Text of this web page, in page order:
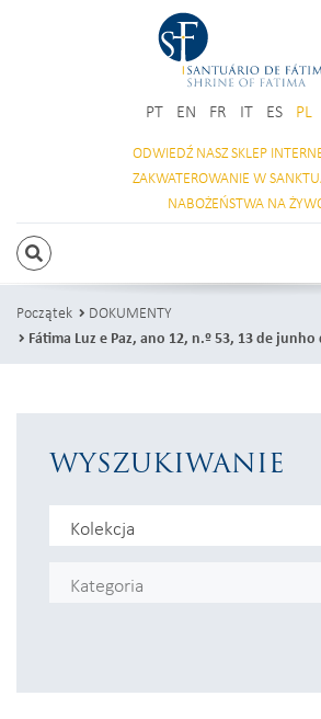
PT EN FR IT ES PL
ODWIEDŹ NASZSKLEP
ZAKWATEROWANIE W
NABOŻEŃSTWA NA
SZUKAJ
Początek
DOKUMENTY
Fátima Luz e Paz, ano 12, n.º 53, 13 de junho
WYSZUKIWANIE